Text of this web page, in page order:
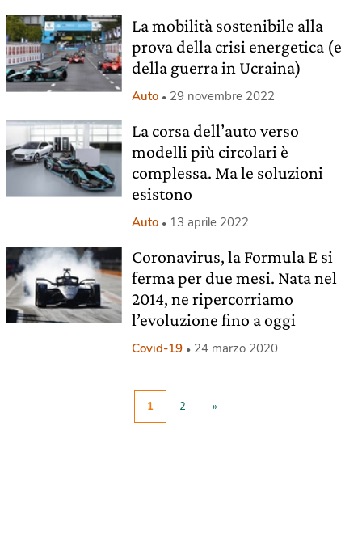
La mobilità sostenibile alla
prova della crisi energetica (e
della guerra in Ucraina)
Auto 29 novembre 2022
La corsa dell’auto verso
modelli più circolari è
complessa. Ma le soluzioni
esistono
Auto 13 aprile 2022
Coronavirus, la Formula E si
ferma per due mesi. Nata nel
2014, ne ripercorriamo
l’evoluzione fino a oggi
Covid-19 24 marzo 2020
1 2 »